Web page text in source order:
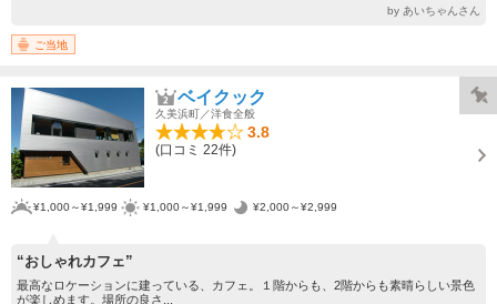
by あいちゃんさん
ご当地
ベイクック
久美浜町／洋食全般
3.8
(口コミ 22件)
¥1,000～¥1,999 ¥1,000～¥1,999 ¥2,000～¥2,999
“おしゃれカフェ”
最高なロケーションに建っている、カフェ。１階からも、2階からも素晴らしい景色
が楽しめます。場所の良さ...